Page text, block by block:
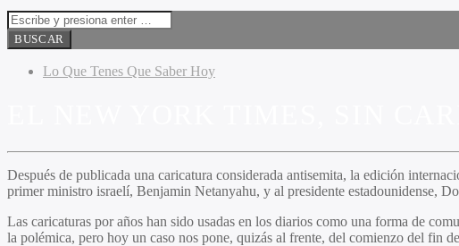
Lo Que Tenes Que Saber Hoy
Después de publicada una caricatura considerada antisemita, la edición
primer ministro israelí, Benjamin Netanyahu, y al presidente estadounidense,
Las caricaturas por años han sido usadas en los diarios como una forma de
la polémica, pero hoy un caso nos pone, quizás al frente, del comienzo del fin